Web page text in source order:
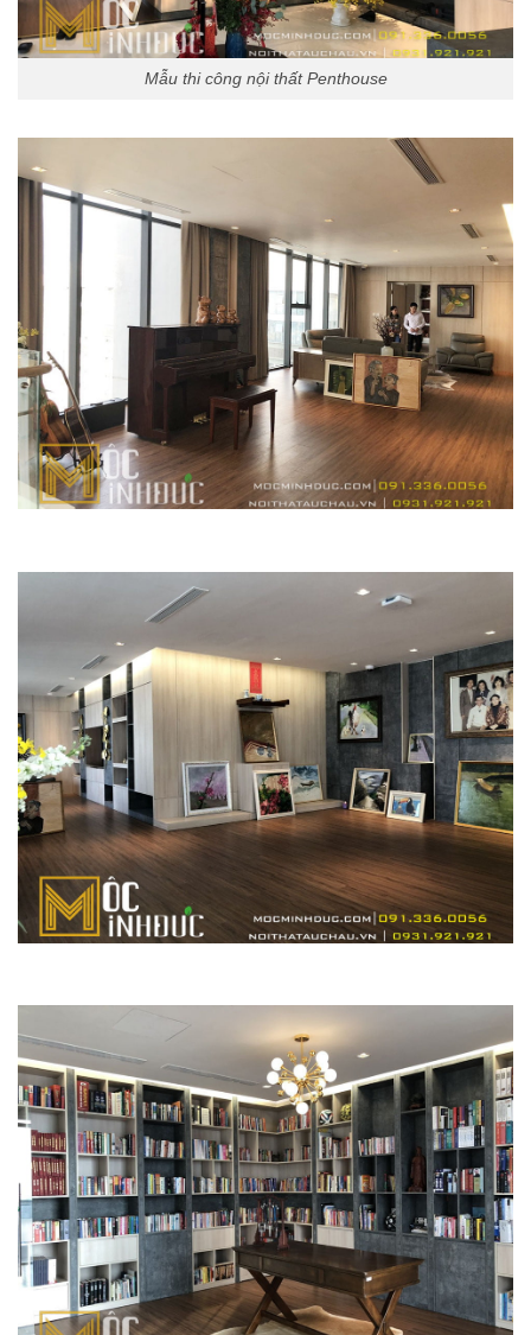
Mẫu thi công nội thất Penthouse